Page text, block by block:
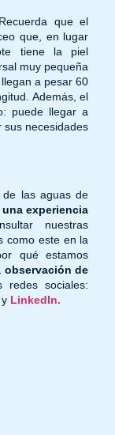
que el
que, en lugar
tiene la piel
muy pequeña
a pesar 60
Además, el
puede llegar a
sus necesidades
de las aguas de
experiencia
nuestras
como este en la
qué estamos
observación de
redes sociales:
LinkedIn.